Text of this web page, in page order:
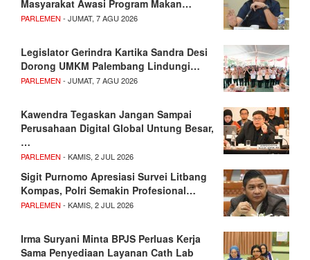
Masyarakat Awasi Program Makan…
PARLEMEN - JUMAT, 7 AGU 2026
Legislator Gerindra Kartika Sandra Desi
Dorong UMKM Palembang Lindungi…
PARLEMEN - JUMAT, 7 AGU 2026
Kawendra Tegaskan Jangan Sampai
Perusahaan Digital Global Untung Besar,
…
PARLEMEN - KAMIS, 2 JUL 2026
Sigit Purnomo Apresiasi Survei Litbang
Kompas, Polri Semakin Profesional…
PARLEMEN - KAMIS, 2 JUL 2026
Irma Suryani Minta BPJS Perluas Kerja
Sama Penyediaan Layanan Cath Lab